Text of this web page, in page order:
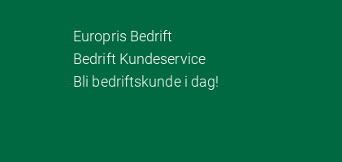
Europris Bedrift
Bedrift Kundeservice
Bli bedriftskunde i dag!